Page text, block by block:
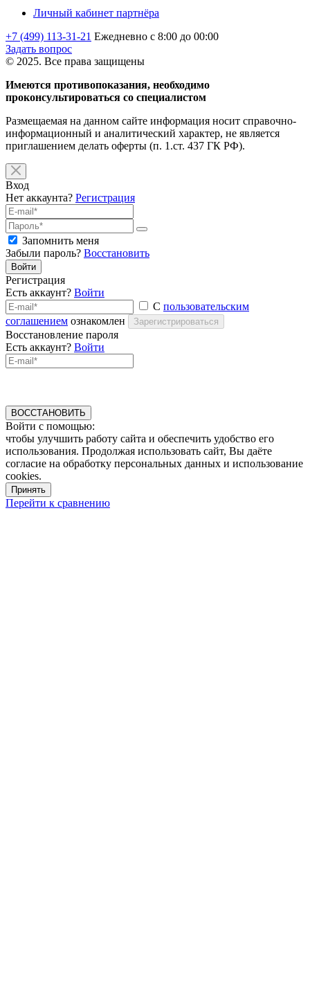
Личный кабинет партнёра
+7 (499) 113-31-21 Ежедневно с 8:00 до 00:00
Задать вопрос
© 2025. Все права защищены
Имеются противопоказания, необходимо
проконсультироваться со специалистом
Размещаемая на данном сайте информация носит справочно-
информационный и аналитический характер, не является
приглашением делать оферты (п. 1.ст. 437 ГК РФ).
Вход
Нет аккаунта? Регистрация
Запомнить меня
Забыли пароль? Восстановить
Войти
Регистрация
Есть аккаунт? Войти
С пользовательским
соглашением ознакомлен Зарегистрироваться
Восстановление пароля
Есть аккаунт? Войти
ВОССТАНОВИТЬ
Войти с помощью:
чтобы улучшить работу сайта и обеспечить удобство его
использования. Продолжая использовать сайт, Вы даёте
согласие на обработку персональных данных и использование
cookies.
Принять
Перейти к сравнению